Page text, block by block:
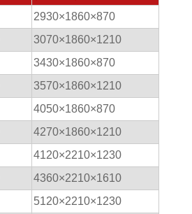
2930×1860×870
3070×1860×1210
3430×1860×870
3570×1860×1210
4050×1860×870
4270×1860×1210
4120×2210×1230
4360×2210×1610
5120×2210×1230